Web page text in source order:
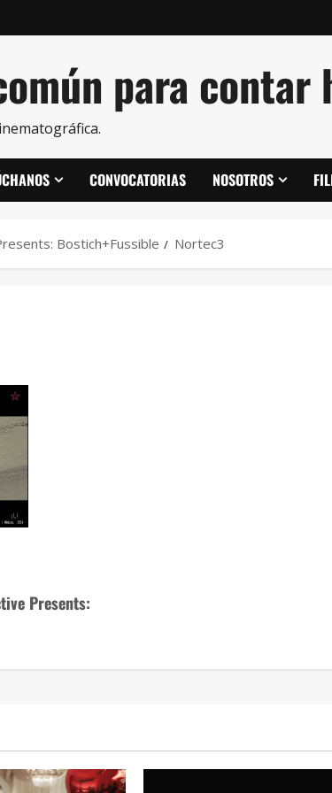
para
CONVOCATORIAS NOSOTROS
Bostich+Fussible Nortec3
Presents: